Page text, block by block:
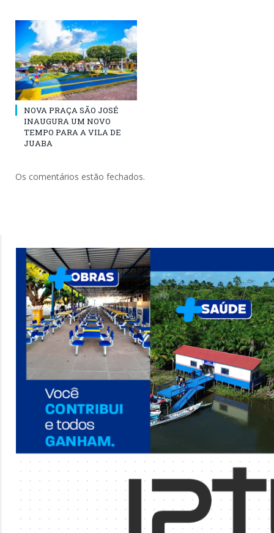
NOVA PRAÇA SÃO JOSÉ
INAUGURA UM NOVO
TEMPO PARA A VILA DE
JUABA
Os comentários estão fechados.